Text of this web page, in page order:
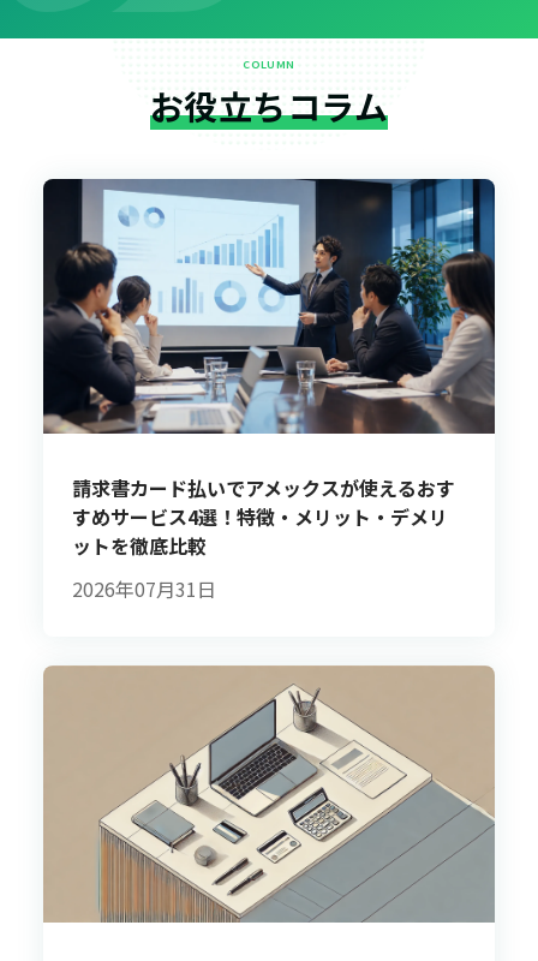
COLUMN
お役立ちコラム
請求書カード払いでアメックスが使えるおす
すめサービス4選！特徴・メリット・デメリ
ットを徹底比較
2026年07月31日